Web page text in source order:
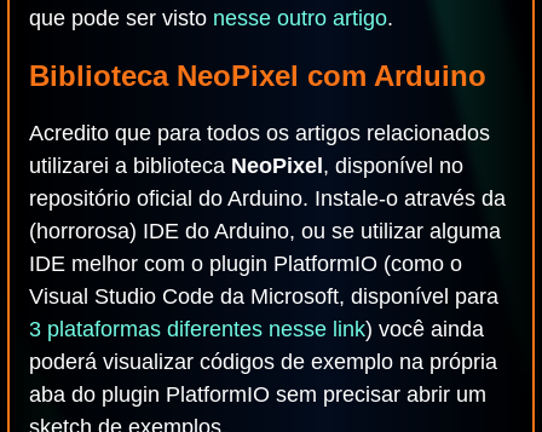
que pode ser visto nesse outro artigo.
Biblioteca NeoPixel com Arduino
Acredito que para todos os artigos relacionados
utilizarei a biblioteca NeoPixel , disponível no
repositório oficial do Arduino. Instale-o através da
(horrorosa) IDE do Arduino, ou se utilizar alguma
IDE melhor com o plugin PlatformIO (como o
Visual Studio Code da Microsoft, disponível para
3 plataformas diferentes nesse link) você ainda
poderá visualizar códigos de exemplo na própria
aba do plugin PlatformIO sem precisar abrir um
sketch de exemplos.